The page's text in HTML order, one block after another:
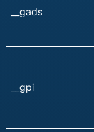
__gads
__gpi